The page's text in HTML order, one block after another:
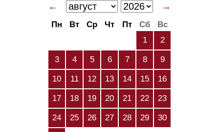
← →
Пн Вт Ср Чт Пт Сб
Вс
1
2
3 4 5 6 7 8 9
10 11 12 13 14 15 16
17 18 19 20 21 22 23
24 25 26 27 28 29 30